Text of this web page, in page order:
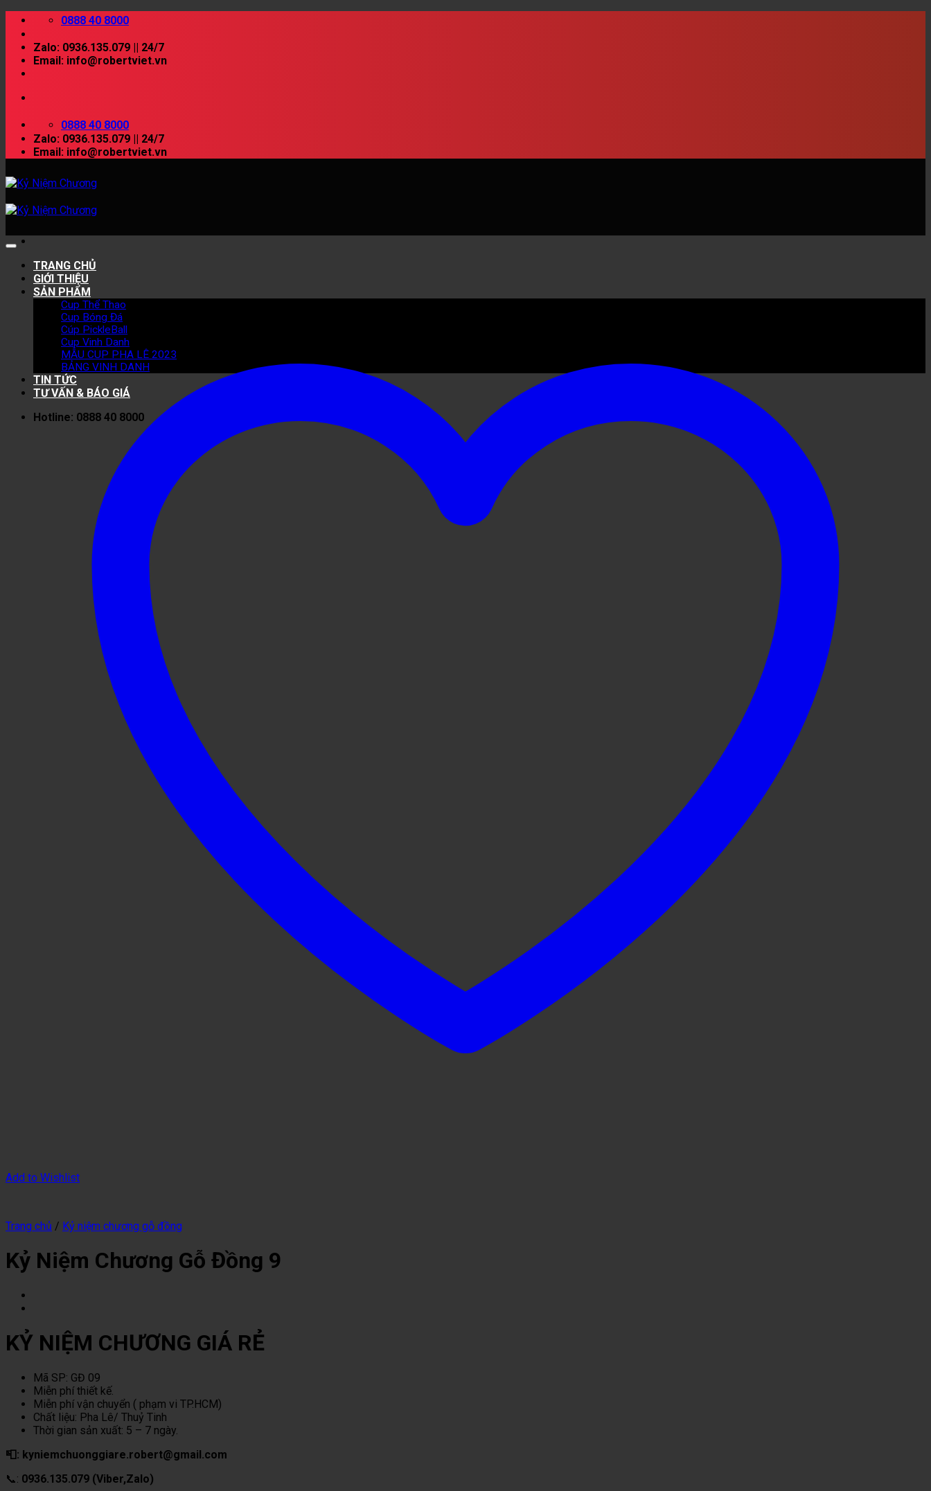
Skip
content
0888 40 8000
Zalo: 0936.135.079 || 24/7
Email: info@robertviet.vn
0888 40 8000
Zalo: 0936.135.079 || 24/7
Email: info@robertviet.vn
TRANG CHỦ
GIỚI THIỆU
SẢN PHẨM
Cup Thể Thao
Cup Bóng Đá
Cúp PickleBall
Cup Vinh Danh
MẪU CUP PHA LÊ 2023
BẢNG VINH DANH
TIN TỨC
TƯ VẤN & BÁO GIÁ
Hotline: 0888 40 8000
Add to Wishlist
Trang chủ / Kỷ niệm chương gỗ đồng
Kỷ Niệm Chương Gỗ Đồng 9
KỶ NIỆM CHƯƠNG GIÁ RẺ
Mã SP: GĐ 09
Miễn phí thiết kế.
Miễn phí vận chuyển ( phạm vi TP.HCM)
Chất liệu: Pha Lê/ Thuỷ Tinh
Thời gian sản xuất: 5 – 7 ngày.
📮: kyniemchuonggiare.robert@gmail.com
📞: 0936.135.079 (Viber,Zalo)